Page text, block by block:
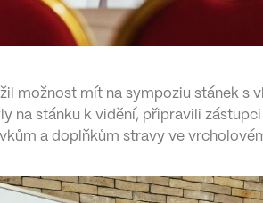
možnost mít na sympoziu stánek s
na stánku k vidění, připravili
a doplňkům stravy ve